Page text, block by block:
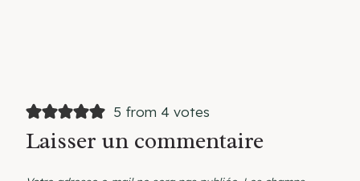
5 from 4 votes
Laisser un commentaire